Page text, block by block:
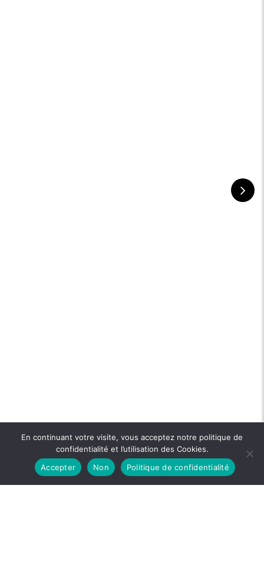
En continuant votre visite, vous acceptez notre politique de
confidentialité et l’utilisation des Cookies.
Accepter
Non Politique de confidentialité